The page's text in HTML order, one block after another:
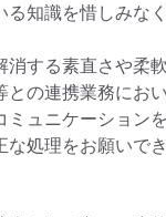
る知識を惜しみな
消する素直さや柔
との連携業務にお
ミュニケーション
な処理をお願いで